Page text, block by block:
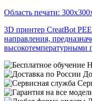
Область печати:
3D принтер CreatBot
направления,
высокотемпературными